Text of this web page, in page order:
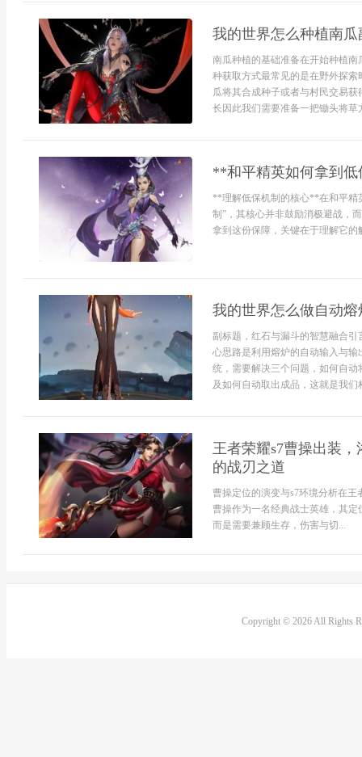
我的世界怎么种植南
南瓜种植的基础准备在开始种植
种获取方式最常见的是在野外探
瓜将其合成种子或者与村民交易
长因此我们需要准备一把锄头将
**和平精英如何拿到
**理解低保机制的核心**在和平精
制”，其核心并非鼓励消极避战，
拿到这份保障，关键在于理解它的
我的世界怎么做自动
副标题，红石与漏斗的智慧融合
心思路是利用熔炉的自动输入与
统，需要解决三个问题，如何自
及如何自动取出成品，这就是我们
王者荣耀s7曹操出装
的战刃之道
曹操定位的演变与s7环境分析在
曹操作为一名经典战士英雄，其
而是需要兼顾生存，伤害与切...
Copyright © 2026 All Rights